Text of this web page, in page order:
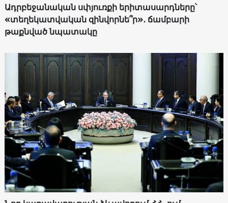
Ադրբեջանական սփյուռքի երիտասարդները՝
«տեղեկատվական զինվորնե՞ր»․ ճամբարի
թաքնված նպատակը